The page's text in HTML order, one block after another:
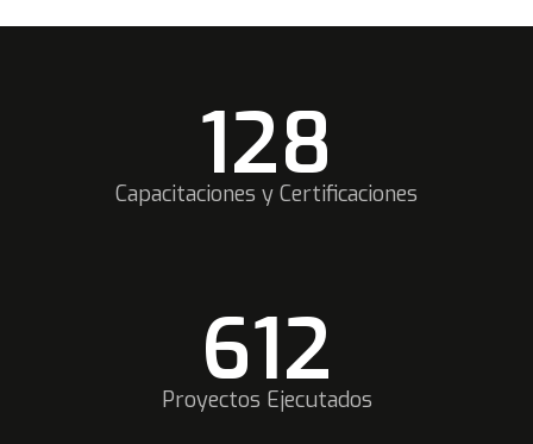
140
Capacitaciones y Certificaciones
672
Proyectos Ejecutados